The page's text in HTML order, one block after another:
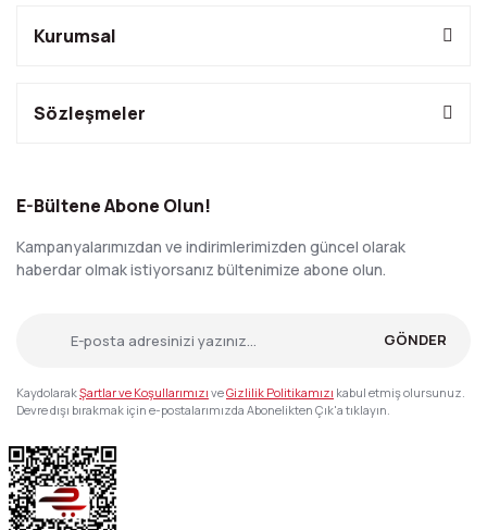
Kurumsal
Sözleşmeler
E-Bültene Abone Olun!
Kampanyalarımızdan ve indirimlerimizden güncel olarak
haberdar olmak istiyorsanız bültenimize abone olun.
GÖNDER
KaydolarakŞartlar ve Koşullarımızı veGizlilik Politikamızı kabul etmiş olursunuz.
Devre dışı bırakmak için e-postalarımızda Abonelikten Çık'a tıklayın.